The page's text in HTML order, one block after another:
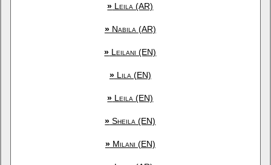
» Leila (AR)
»Nabila (AR)
» Leilani (EN)
»Lila (EN)
» Leila (EN)
» Sheila (EN)
»Milani (EN)